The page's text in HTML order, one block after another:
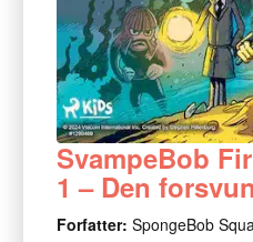
SvampeBob
1 – Den
Forfatter: SpongeBob